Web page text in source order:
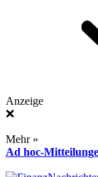
Anzeige
❌
Mehr »
Ad hoc-